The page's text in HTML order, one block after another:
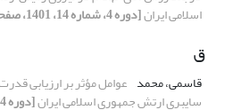
اسلامی ایران[دوره 4، شماره 14، 1401، صفحه 37-60]
ق
قاسمی، محمد عوامل مؤثر بر ارزیابی
سایبری ارتش جمهوری اسلامی ایران